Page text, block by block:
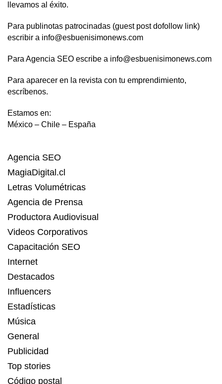
llevamos al éxito.
Para publinotas patrocinadas (guest post dofollow link)
escribir a info@esbuenisimonews.com
Para Agencia SEO escribe a info@esbuenisimonews.com
Para aparecer en la revista con tu emprendimiento,
escríbenos.
Estamos en:
México – Chile – España
Agencia SEO
MagiaDigital.cl
Letras Volumétricas
Agencia de Prensa
Productora Audiovisual
Videos Corporativos
Capacitación SEO
Internet
Destacados
Influencers
Estadísticas
Música
General
Publicidad
Top stories
Código postal